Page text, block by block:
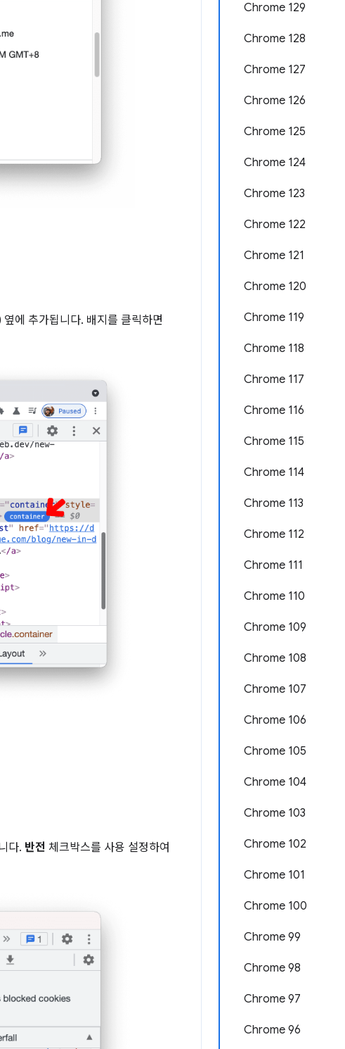
Chrome 129
Chrome 128
Chrome 127
Chrome 126
Chrome 125
Chrome 124
Chrome 123
Chrome 122
Chrome 121
Chrome 120
Chrome 119
Chrome 118
Chrome 117
Chrome 116
Chrome 115
Chrome 114
Chrome 113
Chrome 112
Chrome 111
Chrome 110
Chrome 109
Chrome 108
Chrome 107
Chrome 106
Chrome 105
Chrome 104
Chrome 103
Chrome 102
Chrome 101
Chrome 100
Chrome 99
Chrome 98
Chrome 97
Chrome 96
에 추가됩니다. 배지를 클릭하면
다. 반전 체크박스를 사용 설정하여